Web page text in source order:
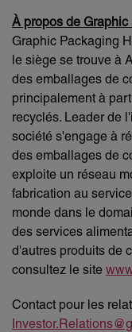
À propos de
Graphic Packaging
le siège se trouve à
des emballages de
principalement à
recyclés. Leader de
société s'engage à
des emballages de
exploite un réseau
fabrication au
monde dans le
des services
d'autres produits de
consultez le site
Contact pour les